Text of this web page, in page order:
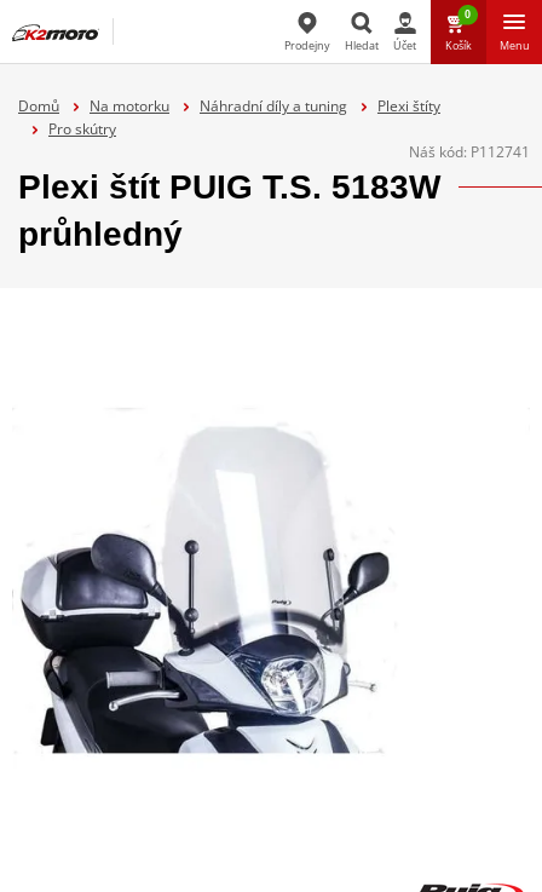
Prodejny Hledat Účet
0
Košík Menu
Domů Na motorku Náhradní díly a tuning
Plexi štíty
Pro skútry
Náš kód: P112741
Plexi štít PUIG T.S. 5183W
průhledný